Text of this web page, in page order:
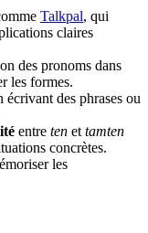
Talkpal, qui
claires
des pronoms dans
les formes.
écrivant des phrases ou
entre ten et tamten
concrètes.
les